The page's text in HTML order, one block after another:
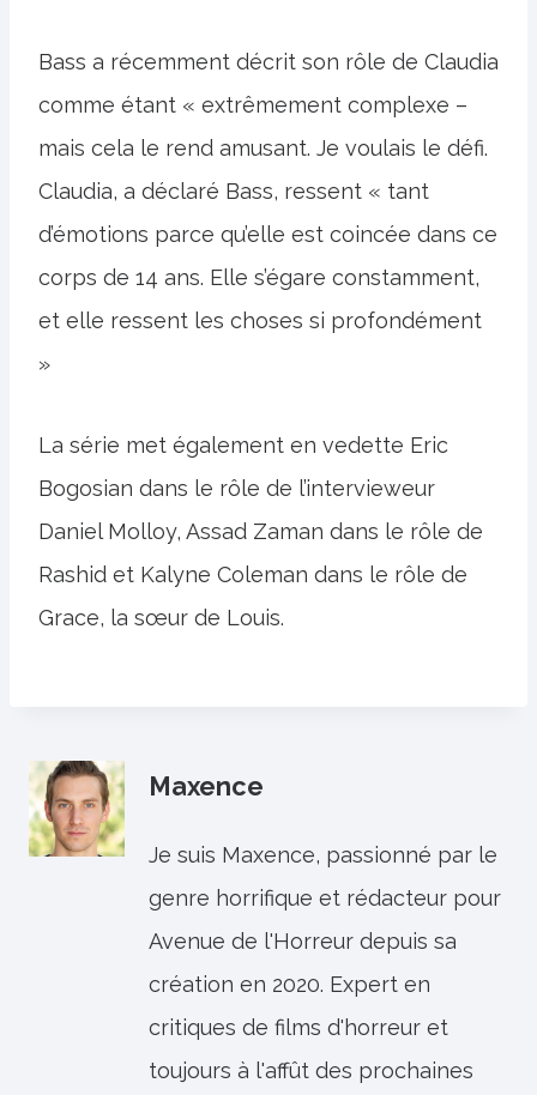
Bass a récemment décrit son rôle de Claudia
comme étant « extrêmement complexe –
mais cela le rend amusant. Je voulais le défi.
Claudia, a déclaré Bass, ressent « tant
d’émotions parce qu’elle est coincée dans ce
corps de 14 ans. Elle s’égare constamment,
et elle ressent les choses si profondément
»
La série met également en vedette Eric
Bogosian dans le rôle de l’intervieweur
Daniel Molloy, Assad Zaman dans le rôle de
Rashid et Kalyne Coleman dans le rôle de
Grace, la sœur de Louis.
Maxence
Je suis Maxence, passionné par le
genre horrifique et rédacteur pour
Avenue de l'Horreur depuis sa
création en 2020. Expert en
critiques de films d'horreur et
toujours à l'affût des prochaines